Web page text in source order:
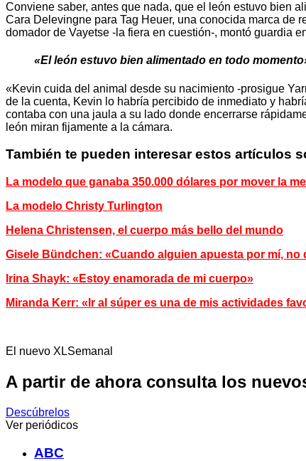
Conviene saber, antes que nada, que el león estuvo bien
Cara Delevingne para Tag Heuer, una conocida marca de
domador de Vayetse -la fiera en cuestión-, montó guardia
«El león estuvo bien alimentado en todo
«Kevin cuida del animal desde su nacimiento -prosigue
de la cuenta, Kevin lo habría percibido de inmediato y
contaba con una jaula a su lado donde encerrarse
león miran fijamente a la cámara.
También te pueden interesar estos artículos
La modelo que ganaba 350.000 dólares por mover la
La modelo Christy Turlington
Helena Christensen, el cuerpo más bello del mundo
Gisele Bündchen: «Cuando alguien apuesta por mí, no
Irina Shayk: «Estoy enamorada de mi cuerpo»
Miranda Kerr: «Ir al súper es una de mis actividades
El nuevo XLSemanal
A partir de ahora consulta los
Descúbrelos
Ver periódicos
ABC